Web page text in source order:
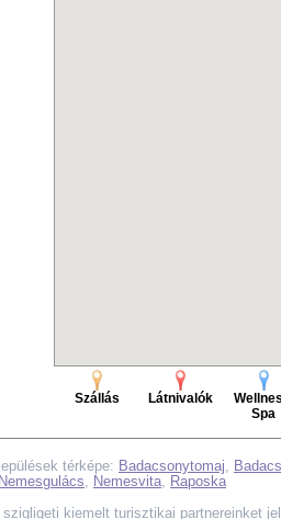
Szállás Látnivalók
Spa
térképe: Badacsonytomaj,
Nemesgulács, Nemesvita, Raposka
kiemelt turisztikai partnereinket